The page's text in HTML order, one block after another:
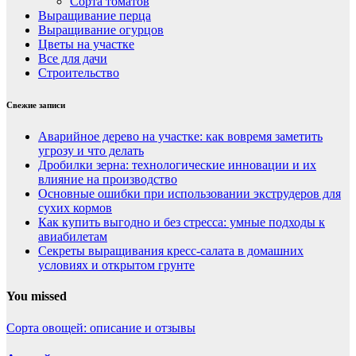
Выращивание перца
Выращивание огурцов
Цветы на участке
Все для дачи
Строительство
Свежие записи
Аварийное дерево на участке: как вовремя заметить
угрозу и что делать
Дробилки зерна: технологические инновации и их
влияние на производство
Основные ошибки при использовании экструдеров для
сухих кормов
Как купить выгодно и без стресса: умные подходы к
авиабилетам
Секреты выращивания кресс-салата в домашних
условиях и открытом грунте
You missed
Сорта овощей: описание и отзывы